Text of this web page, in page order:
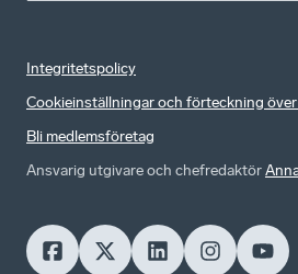
Integritetspolicy
Cookieinställningar och förteckning
Bli medlemsföretag
Ansvarig utgivare och chefredaktör